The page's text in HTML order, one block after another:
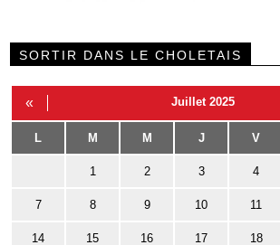
SORTIR DANS LE CHOLETAIS
« Juillet 2025
L M M J V
1 2 3 4
7 8 9 10 11
14 15 16 17 18